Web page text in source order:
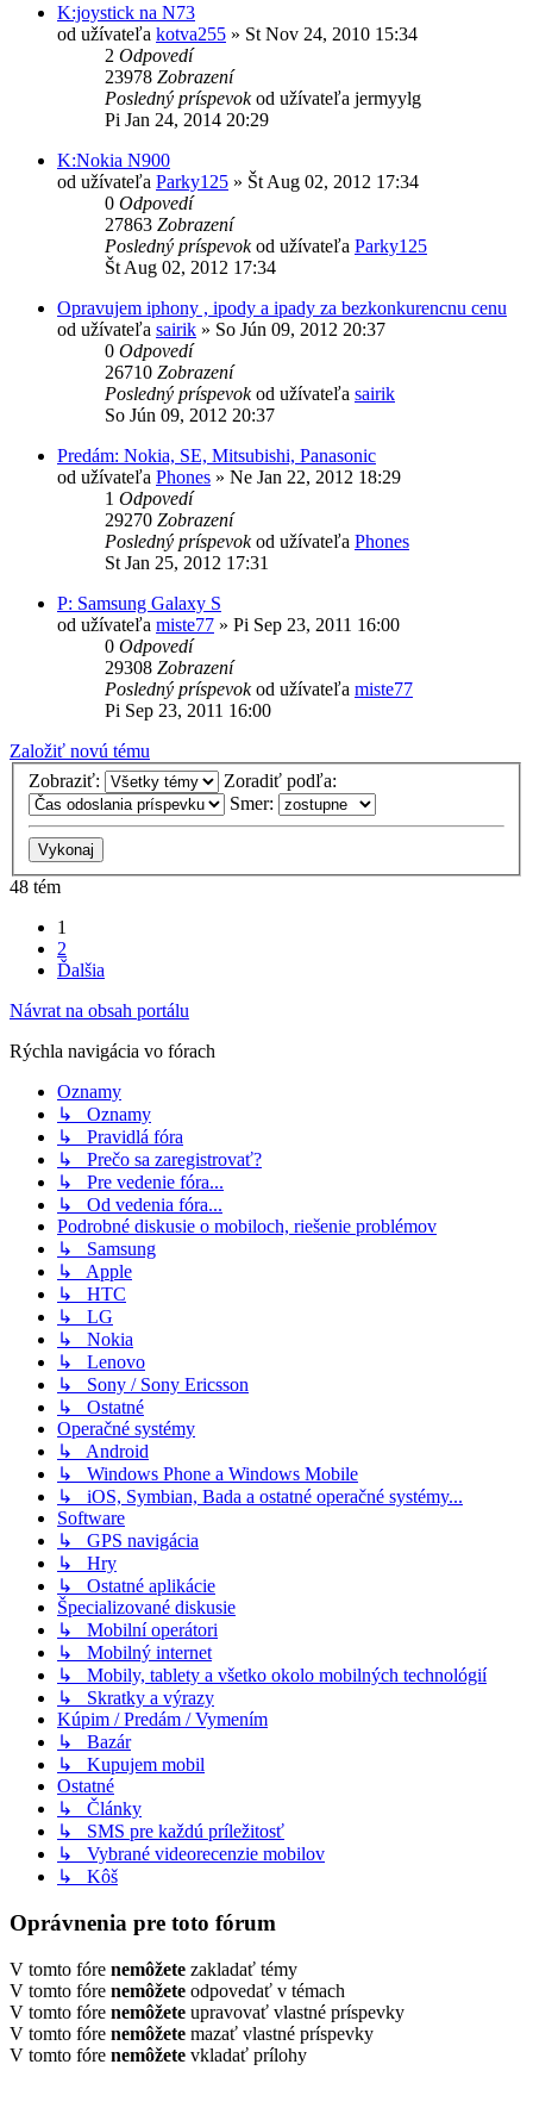
K:joystick na N73
od užívateľa kotva255 » St Nov 24, 2010 15:34
2 Odpovedí
23978 Zobrazení
Posledný príspevokod užívateľa jermyylg
Pi Jan 24, 2014 20:29
K:Nokia N900
od užívateľa Parky125 » Št Aug 02, 2012 17:34
0 Odpovedí
27863 Zobrazení
Posledný príspevokod užívateľa Parky125
Št Aug 02, 2012 17:34
Opravujem iphony , ipody a ipady za bezkonkurencnu cenu
od užívateľa sairik » So Jún 09, 2012 20:37
0 Odpovedí
26710 Zobrazení
Posledný príspevokod užívateľa sairik
So Jún 09, 2012 20:37
Predám: Nokia, SE, Mitsubishi, Panasonic
od užívateľa Phones » Ne Jan 22, 2012 18:29
1 Odpovedí
29270 Zobrazení
Posledný príspevokod užívateľa Phones
St Jan 25, 2012 17:31
P: Samsung Galaxy S
od užívateľa miste77 » Pi Sep 23, 2011 16:00
0 Odpovedí
29308 Zobrazení
Posledný príspevokod užívateľa miste77
Pi Sep 23, 2011 16:00
Založiť novú tému
Zobraziť:
Zoradiť podľa:
Smer:
48 tém
1
2
Ďalšia
Návrat na obsah portálu
Rýchla navigácia vo fórach
Oznamy
↳ Oznamy
↳ Pravidlá fóra
↳ Prečo sa zaregistrovať?
↳ Pre vedenie fóra...
↳ Od vedenia fóra...
Podrobné diskusie o mobiloch, riešenie problémov
↳ Samsung
↳ Apple
↳ HTC
↳ LG
↳ Nokia
↳ Lenovo
↳ Sony / Sony Ericsson
↳ Ostatné
Operačné systémy
↳ Android
↳ Windows Phone a Windows Mobile
↳ iOS, Symbian, Bada a ostatné operačné systémy...
Software
↳ GPS navigácia
↳ Hry
↳ Ostatné aplikácie
Špecializované diskusie
↳ Mobilní operátori
↳ Mobilný internet
↳ Mobily, tablety a všetko okolo mobilných technológií
↳ Skratky a výrazy
Kúpim / Predám / Vymením
↳ Bazár
↳ Kupujem mobil
Ostatné
↳ Články
↳ SMS pre každú príležitosť
↳ Vybrané videorecenzie mobilov
↳ Kôš
Oprávnenia pre toto fórum
V tomto fóre nemôžete zakladať témy
V tomto fóre nemôžete odpovedať v témach
V tomto fóre nemôžete upravovať vlastné príspevky
V tomto fóre nemôžete mazať vlastné príspevky
V tomto fóre nemôžete vkladať prílohy